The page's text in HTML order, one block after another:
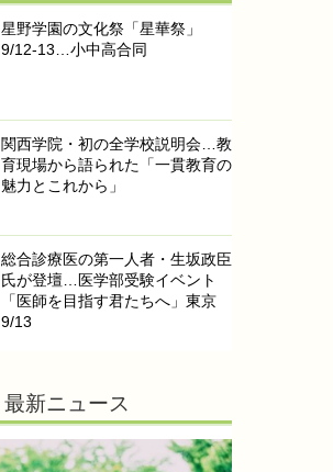
星野学園の文化祭「星華祭」
9/12-13…小中高合同
関西学院・初の全学校説明会…教
育現場から語られた「一貫教育の
魅力とこれから」
総合診療医の第一人者・生坂政臣
氏が登壇…医学部受験イベント
「医師を目指す君たちへ」東京
9/13
最新ニュース